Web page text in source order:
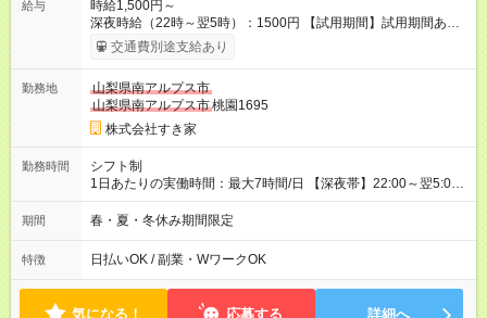
給与
時給1,500円～
深夜時給（22時～翌5時）：1500円 【試用期間】試用期間あり
試用期間の長さ：1ヶ月 雇用形態、給与は本採用時と同じです。
試用期間の実態は30日（※条件変更なし）ですが、切り上げで
同時給）
交通費別途支給あり
勤務地
山梨県南アルプス市
山梨県南アルプス市桃園1695
株式会社すき家
勤務時間
シフト制
1日あたりの実働時間：最大7時間/日 【深夜帯】22:00～翌5:00
週2日～・1日2h～OK◎ ※22:00から翌5:00までは18歳以上の方
のみ勤務可能です（18歳未満の深夜業務禁止のため） ★深夜で
す。 必ず、2名以上での勤務を行いますので、安心して働けま
す。
期間 春・夏・冬休み期間限定
特徴 日払いOK / 副業・WワークOK
気になる！ 応募する 詳細へ